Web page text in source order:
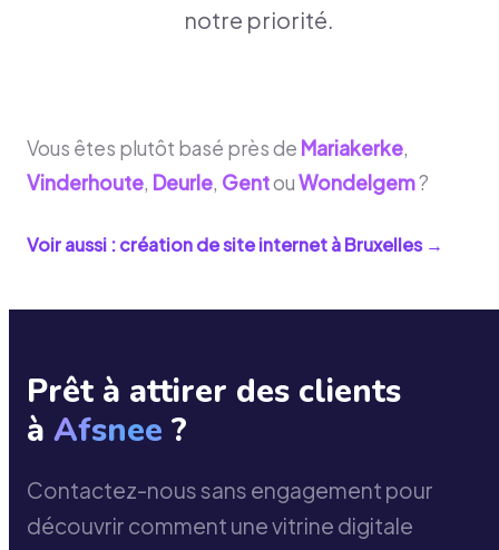
notre priorité.
Vous êtes plutôt basé près de Mariakerke,
Vinderhoute, Deurle, GentouWondelgem?
Voir aussi : création de site internet àBruxelles→
Prêt à attirer des clients
à Afsnee ?
Contactez-nous sans engagement pour
découvrir comment une vitrine digitale